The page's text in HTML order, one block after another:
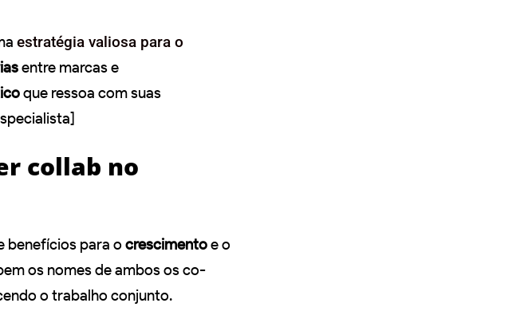
estratégia valiosa para o
entre marcas e
que ressoa com suas
collab no
benefícios para o crescimentoe o
os nomes de ambos os co-
o trabalho conjunto.